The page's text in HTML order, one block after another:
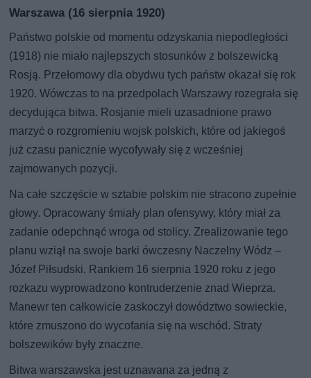
Warszawa (16 sierpnia 1920)
Państwo polskie od momentu odzyskania niepodległości
(1918) nie miało najlepszych stosunków z bolszewicką
Rosją. Przełomowy dla obydwu tych państw okazał się rok
1920. Wówczas to na przedpolach Warszawy rozegrała się
decydująca bitwa. Rosjanie mieli uzasadnione prawo
marzyć o rozgromieniu wojsk polskich, które od jakiegoś
już czasu panicznie wycofywały się z wcześniej
zajmowanych pozycji.
Na całe szczęście w sztabie polskim nie stracono zupełnie
głowy. Opracowany śmiały plan ofensywy, który miał za
zadanie odepchnąć wroga od stolicy. Zrealizowanie tego
planu wziął na swoje barki ówczesny Naczelny Wódz –
Józef Piłsudski. Rankiem 16 sierpnia 1920 roku z jego
rozkazu wyprowadzono kontruderzenie znad Wieprza.
Manewr ten całkowicie zaskoczył dowództwo sowieckie,
które zmuszono do wycofania się na wschód. Straty
bolszewików były znaczne.
Bitwa warszawska jest uznawana za jedną z